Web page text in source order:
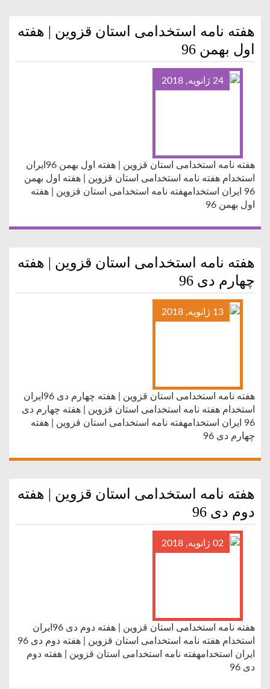
هفته نامه استخدامی استان قزوین | هفته
اول بهمن 96
24 ژانویه, 2018
هفته نامه استخدامی استان قزوین | هفته اول بهمن 96ایران
استخدام هفته نامه استخدامی استان قزوین | هفته اول بهمن
96 ایران استخدامهفته نامه استخدامی استان قزوین | هفته
اول بهمن 96
هفته نامه استخدامی استان قزوین | هفته
چهارم دی 96
13 ژانویه, 2018
هفته نامه استخدامی استان قزوین | هفته چهارم دی 96ایران
استخدام هفته نامه استخدامی استان قزوین | هفته چهارم دی
96 ایران استخدامهفته نامه استخدامی استان قزوین | هفته
چهارم دی 96
هفته نامه استخدامی استان قزوین | هفته
دوم دی 96
02 ژانویه, 2018
هفته نامه استخدامی استان قزوین | هفته دوم دی 96ایران
استخدام هفته نامه استخدامی استان قزوین | هفته دوم دی 96
ایران استخدامهفته نامه استخدامی استان قزوین | هفته دوم
دی 96